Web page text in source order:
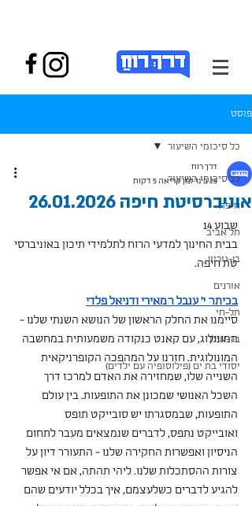
פוסט
כל סיכומי השיעור
חיפה
תל אביב
בן-גוריון
אורנים
תל-חי
בר-אילן
יסודי בת ים (פילוסופיה עם ילדים)
כל סיכומי השיעור
אוניברסיטת חיפה 26.01.2026
דרך רוח
25 בינו׳
זמן קריאה 5 דקות
בבית החינוך למדעי הרוח לתלמידי תיכון באוניברסי
טת חיפה.
בכיתה י' ענבל המאירי ודניאל פלדי
סיימנו את החלק הראשון של הנושא השנתי שלנו -
המונולוג, עם קאנט כנקודה משמעותית במחשבה
המונולוגית. חזרנו על המהפכה הקופרניקאית
השנייה שלו, שמחזירה את האדם למרכז דרך
השכל האנושי שמכונן את התופעות. בין עולם
התופעות, שבמסגרתו יש סובייקט תופס
ואובייקט נתפס, לדברים שנמצאים מעבר לתחום
הניסיון ואפשרות החקירה שלנו - התעורר דיון על
צורות ההסתכלות שלנו. ליהי תהתה, אם אי אפשר
להגיע לדברים כשלעצמם, איך בכלל יודעים שהם